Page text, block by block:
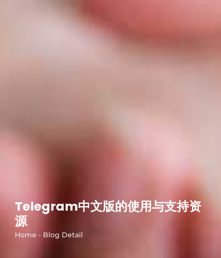
Telegram中文版的使用与支持资
源
Home - Blog Detail